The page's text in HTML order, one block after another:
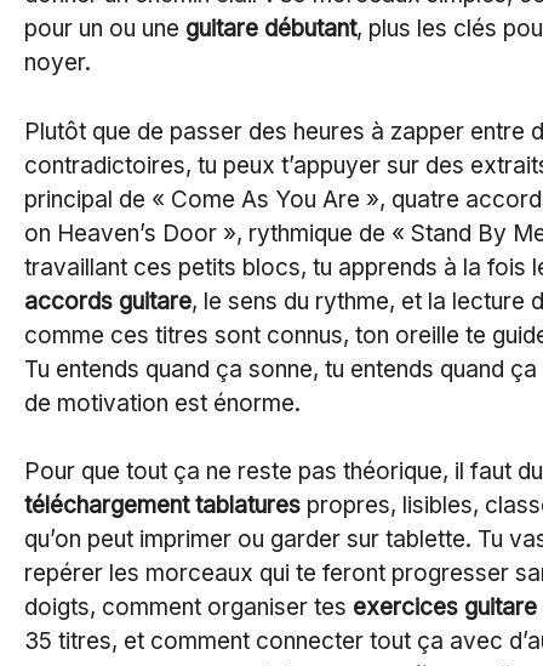
pour un ou une guitare débutant, plus les clés
noyer.
Plutôt que de passer des heures à zapper entre
contradictoires, tu peux t’appuyer sur des
principal de « Come As You Are », quatre
on Heaven’s Door », rythmique de « Stand By
travaillant ces petits blocs, tu apprends à la fois
accords guitare, le sens du rythme, et la lecture
comme ces titres sont connus, ton oreille te
Tu entends quand ça sonne, tu entends quand
de motivation est énorme.
Pour que tout ça ne reste pas théorique, il faut
téléchargement tablatures propres, lisibles,
qu’on peut imprimer ou garder sur tablette. Tu
repérer les morceaux qui te feront progresser
doigts, comment organiser tes exercices guitare
35 titres, et comment connecter tout ça avec